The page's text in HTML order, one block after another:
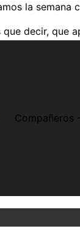
la semana
que decir, que